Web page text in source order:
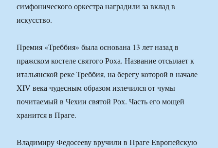
симфонического оркестра наградили за вклад в
искусство.
Премия «Треббия» была основана 13 лет назад в
пражском костеле святого Роха. Название отсылает к
итальянской реке Треббия, на берегу которой в начале
XIV века чудесным образом излечился от чумы
почитаемый в Чехии святой Рох. Часть его мощей
хранится в Праге.
Владимиру Федосееву вручили в Праге Европейскую